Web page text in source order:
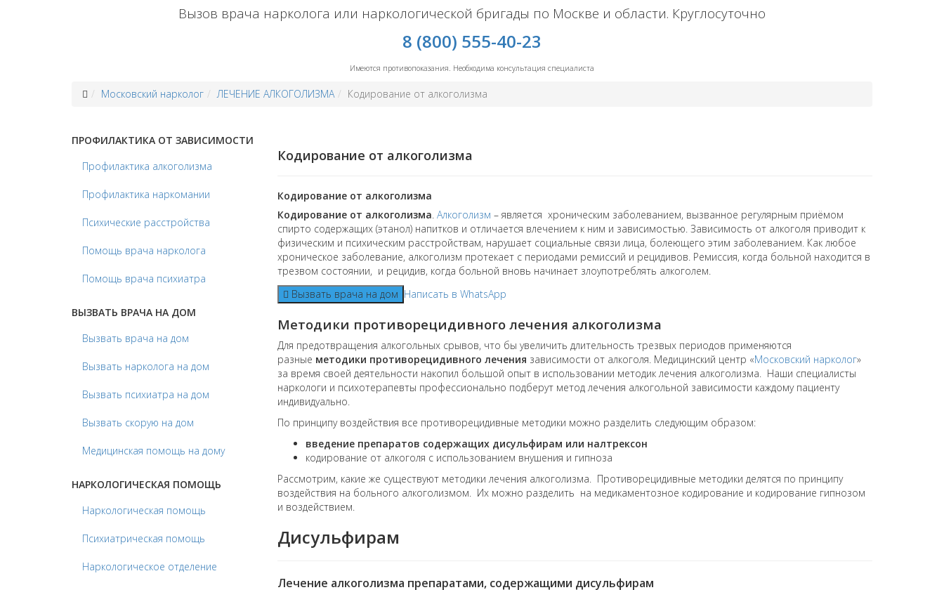
Вызов врача нарколога или наркологической бригады по Москве и области. Круглосуточно
8 (800) 555-40-23
Имеются противопоказания. Необходима консультация специалиста
Московский нарколог ЛЕЧЕНИЕ АЛКОГОЛИЗМА Кодирование от алкоголизма
ПРОФИЛАКТИКА ОТ ЗАВИСИМОСТИ
Профилактика алкоголизма
Профилактика наркомании
Психические расстройства
Помощь врача нарколога
Помощь врача психиатра
ВЫЗВАТЬ ВРАЧА НА ДОМ
Вызвать врача на дом
Вызвать нарколога на дом
Вызвать психиатра на дом
Вызвать скорую на дом
Медицинская помощь на дому
НАРКОЛОГИЧЕСКАЯ ПОМОЩЬ
Наркологическая помощь
Психиатрическая помощь
Наркологическое отделение
Кодирование от алкоголизма
Кодирование от алкоголизма
Кодирование от алкоголизма Алкоголизм – является хроническим заболеванием, вызванное регулярным приёмом
спирто содержащих (этанол) напитков и отличается влечением к ним и зависимостью. Зависимость от алкоголя приводит к
физическим и психическим расстройствам, нарушает социальные связи лица, болеющего этим заболеванием. Как любое
хроническое заболевание, алкоголизм протекает с периодами ремиссий и рецидивов. Ремиссия, когда больной находится в
трезвом состоянии, и рецидив, когда больной вновь начинает злоупотреблять алкоголем.
Вызвать врача на дом Написать в WhatsApp
Методики противорецидивного лечения алкоголизма
Для предотвращения алкогольных срывов, что бы увеличить длительность трезвых периодов применяются
разные методики противорецидивного лечения зависимости от алкоголя. Медицинский центр «Московский нарколог»
за время своей деятельности накопил большой опыт в использовании методик лечения алкоголизма. Наши специалисты
наркологи и психотерапевты профессионально подберут метод лечения алкогольной зависимости каждому пациенту
индивидуально.
По принципу воздействия все противорецидивные методики можно разделить следующим образом:
введение препаратов содержащих дисульфирам или налтрексон
кодирование от алкоголя с использованием внушения и гипноза
Рассмотрим, какие же существуют методики лечения алкоголизма. Противорецидивные методики делятся по принципу
воздействия на больного алкоголизмом. Их можно разделить на медикаментозное кодирование и кодирование гипнозом
и воздействием.
Дисульфирам
Лечение алкоголизма препаратами, содержащими дисульфирам